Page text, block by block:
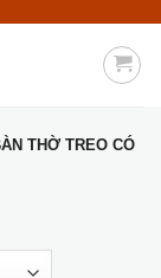
THỜ TREO CÓ